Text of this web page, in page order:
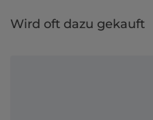
Wird oft dazu gekauft